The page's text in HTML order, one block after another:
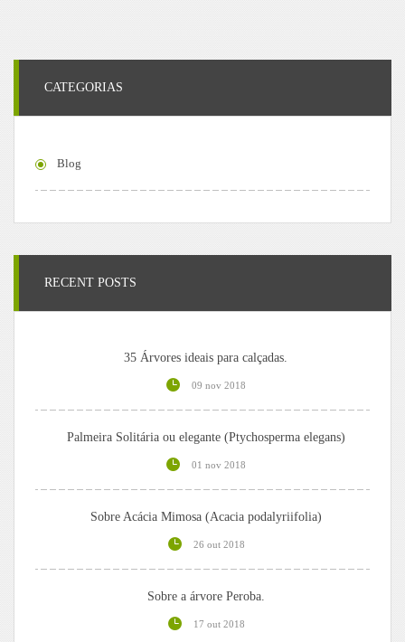
CATEGORIAS
Blog
RECENT POSTS
35 Árvores ideais para calçadas.
09 nov 2018
Palmeira Solitária ou elegante (Ptychosperma elegans)
01 nov 2018
Sobre Acácia Mimosa (Acacia podalyriifolia)
26 out 2018
Sobre a árvore Peroba.
17 out 2018